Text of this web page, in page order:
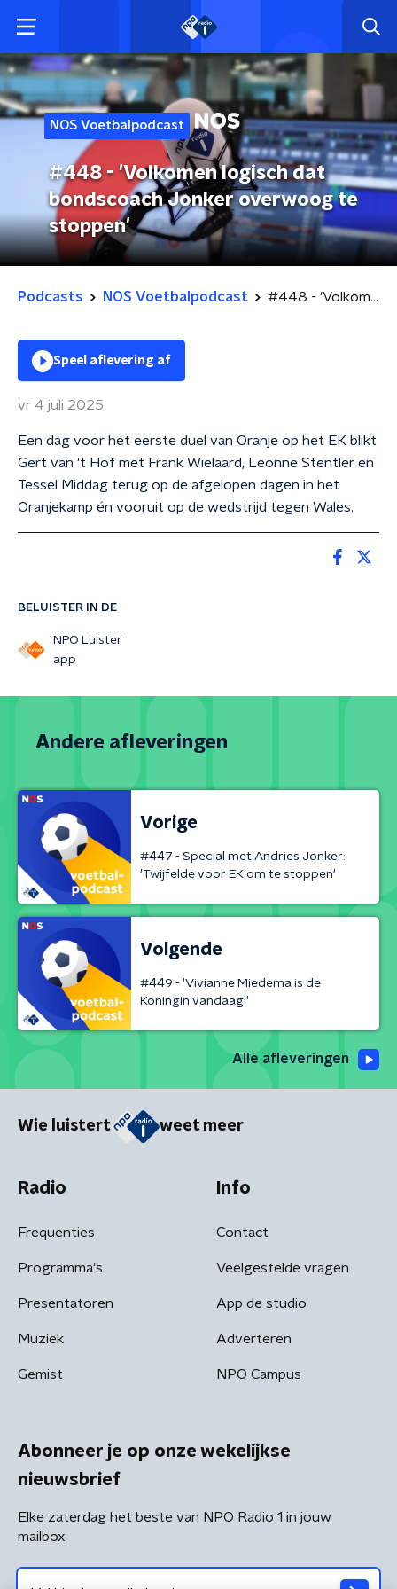
NOS Voetbalpodcast
#448 - 'Volkomen logisch dat
bondscoach Jonker overwoog te
stoppen'
Podcasts NOS Voetbalpodcast #448 - 'Volkomen logisch dat bondscoach Jonker overwoog te stoppen'
BELUISTER IN DE
NPO Luister
app
Speel aflevering af
vr 4 juli 2025
Een dag voor het eerste duel van Oranje op het EK blikt
Gert van 't Hof met Frank Wielaard, Leonne Stentler en
Tessel Middag terug op de afgelopen dagen in het
Oranjekamp én vooruit op de wedstrijd tegen Wales.
Andere afleveringen
Vorige
#447 - Special met Andries Jonker:
'Twijfelde voor EK om te stoppen'
Volgende
#449 - 'Vivianne Miedema is de
Koningin vandaag!'
Alle afleveringen
Wie luistert weet meer
Radio
Frequenties
Programma's
Presentatoren
Muziek
Gemist
Info
Contact
Veelgestelde vragen
App de studio
Adverteren
NPO Campus
Abonneer je op onze wekelijkse
nieuwsbrief
Elke zaterdag het beste van NPO Radio 1 in jouw
mailbox